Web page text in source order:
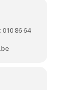
86 64